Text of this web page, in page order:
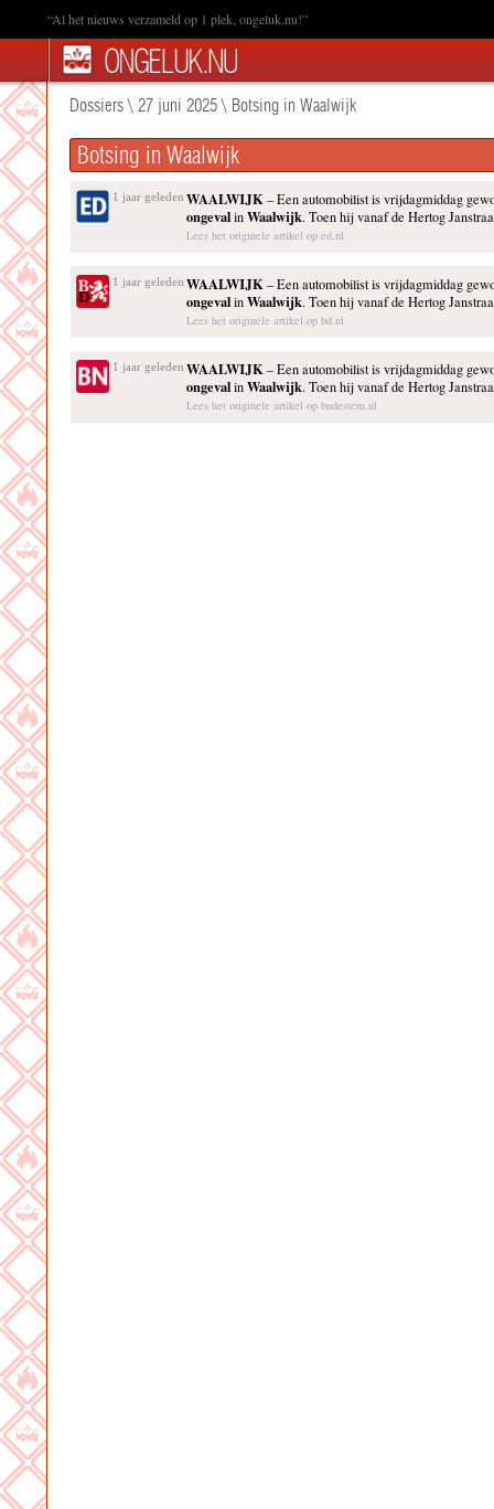
“Al het nieuws verzameld op 1 plek, ongeluk.nu!”
Dossiers\ 27 juni 2025\ Botsing in Waalwijk
Botsing in Waalwijk
1 jaar geleden WAALWIJK– Een automobilist is vrijdagmiddag
ongevalinWaalwijk. Toen hij vanaf de Hertog
Lees het originele artikel op ed.nl
1 jaar geleden WAALWIJK– Een automobilist is vrijdagmiddag
ongevalinWaalwijk. Toen hij vanaf de Hertog
Lees het originele artikel op bd.nl
1 jaar geleden WAALWIJK– Een automobilist is vrijdagmiddag
ongevalinWaalwijk. Toen hij vanaf de Hertog
Lees het originele artikel op bndestem.nl